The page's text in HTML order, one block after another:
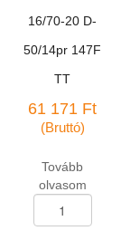
16/70-20 D-
50/14pr 147F
TT
61 171 Ft
(Bruttó)
Tovább
olvasom